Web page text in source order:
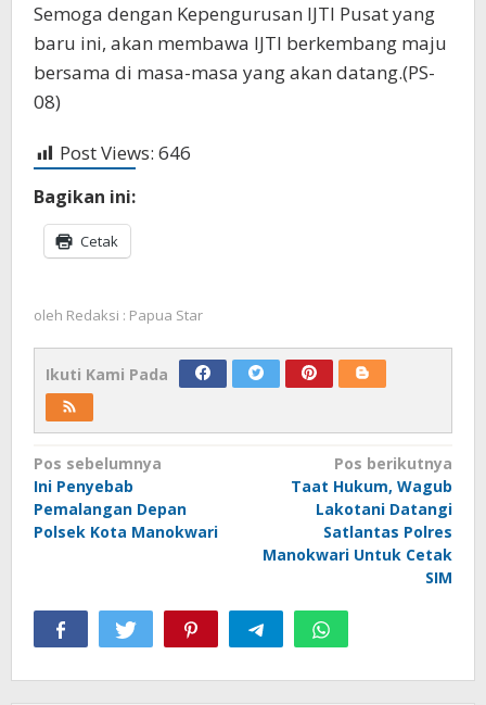
Semoga dengan Kepengurusan IJTI Pusat yang
baru ini, akan membawa IJTI berkembang maju
bersama di masa-masa yang akan datang.(PS-
08)
Post Views: 646
Bagikan ini:
Cetak
oleh Redaksi : Papua Star
Ikuti Kami Pada
Navigasi
pos
Pos sebelumnya
Ini Penyebab
Pemalangan Depan
Polsek Kota Manokwari
Pos berikutnya
Taat Hukum, Wagub
Lakotani Datangi
Satlantas Polres
Manokwari Untuk Cetak
SIM